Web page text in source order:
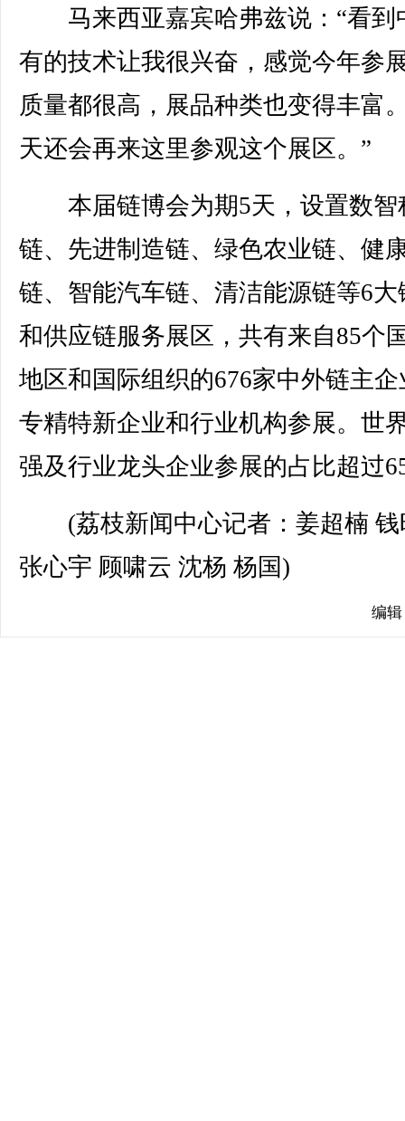
马来西亚嘉宾哈弗兹说：“看到
有的技术让我很兴奋，感觉今年参
质量都很高，展品种类也变得丰富
天还会再来这里参观这个展区。”
本届链博会为期5天，设置数智
链、先进制造链、绿色农业链、健
链、智能汽车链、清洁能源链等6大
和供应链服务展区，共有来自85个
地区和国际组织的676家中外链主企
专精特新企业和行业机构参展。世
强及行业龙头企业参展的占比超过
(荔枝新闻中心记者：姜超楠 钱
张心宇 顾啸云 沈杨 杨国)
编